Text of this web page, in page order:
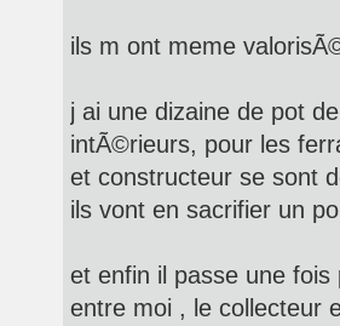
ils m ont meme
j ai une dizaine de pot
intÃ©rieurs, pour les
et constructeur se sont
ils vont en sacrifier un
et enfin il passe une
entre moi , le collecteur